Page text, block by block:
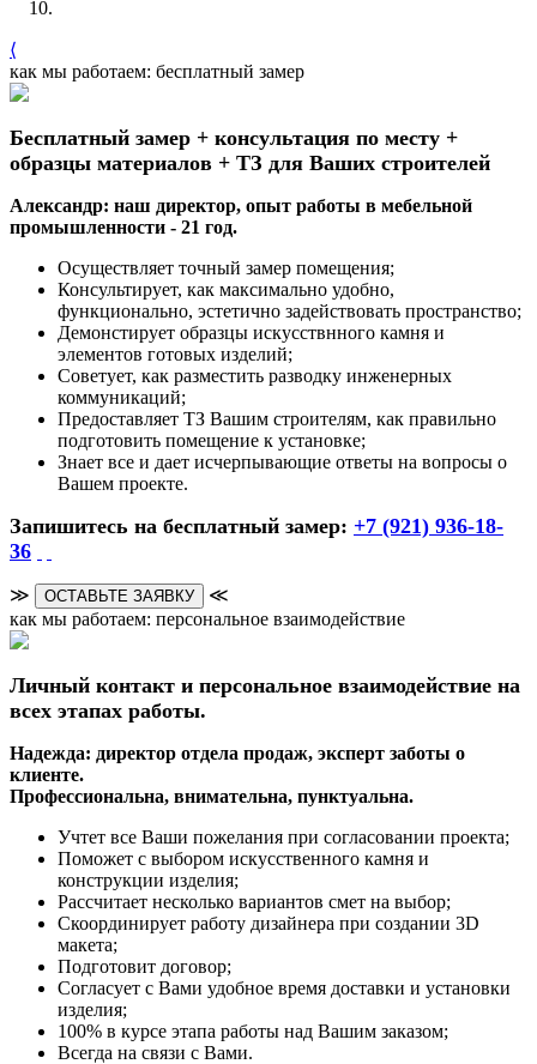
⟨
как мы работаем: бесплатный замер
Бесплатный замер + консультация по месту +
образцы материалов + ТЗ для Ваших строителей
Александр: наш директор, опыт работы в мебельной
промышленности - 21 год.
Осуществляет точный замер помещения;
Консультирует, как максимально удобно,
функционально, эстетично задействовать пространство;
Демонстирует образцы искусствнного камня и
элементов готовых изделий;
Советует, как разместить разводку инженерных
коммуникаций;
Предоставляет ТЗ Вашим строителям, как правильно
подготовить помещение к установке;
Знает все и дает исчерпывающие ответы на вопросы о
Вашем проекте.
Запишитесь на бесплатный замер: +7 (921) 936-18-
36
≫ ОСТАВЬТЕ ЗАЯВКУ
≪
как мы работаем: персональное взаимодействие
Личный контакт и персональное взаимодействие на
всех этапах работы.
Надежда: директор отдела продаж, эксперт заботы о
клиенте.
Профессиональна, внимательна, пунктуальна.
Учтет все Ваши пожелания при согласовании проекта;
Поможет с выбором искусственного камня и
конструкции изделия;
Рассчитает несколько вариантов смет на выбор;
Скоординирует работу дизайнера при создании 3D
макета;
Подготовит договор;
Согласует с Вами удобное время доставки и установки
изделия;
100% в курсе этапа работы над Вашим заказом;
Всегда на связи с Вами.